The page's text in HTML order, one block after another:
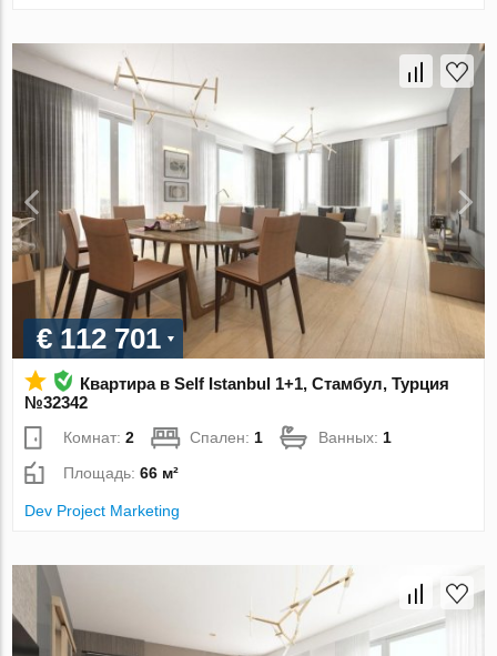
€ 112 701
Квартира в Self Istanbul 1+1, Стамбул, Турция
№32342
Комнат:2 Спален: 1 Ванных: 1
Площадь:66 м²
Dev Project Marketing